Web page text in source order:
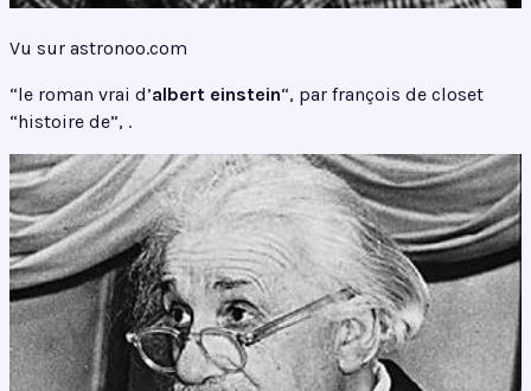
Vu sur astronoo.com
“le roman vrai d’albert einstein“, par françois de closet
“histoire de”, .